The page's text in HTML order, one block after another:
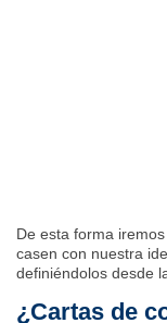
De esta forma
casen con nuestra
definiéndolos desde
¿Cartas de